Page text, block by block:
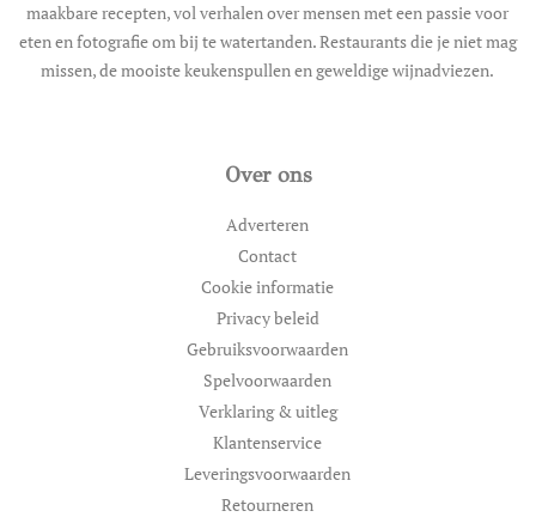
maakbare recepten, vol verhalen over mensen met een passie voor
eten en fotografie om bij te watertanden. Restaurants die je niet mag
missen, de mooiste keukenspullen en geweldige wijnadviezen.
Over ons
Adverteren
Contact
Cookie informatie
Privacy beleid
Gebruiksvoorwaarden
Spelvoorwaarden
Verklaring & uitleg
Klantenservice
Leveringsvoorwaarden
Retourneren